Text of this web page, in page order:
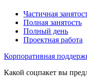
Частичная
Полная занятость
Полный день
Проектная работа
Корпоративная
Какой соцпакет вы